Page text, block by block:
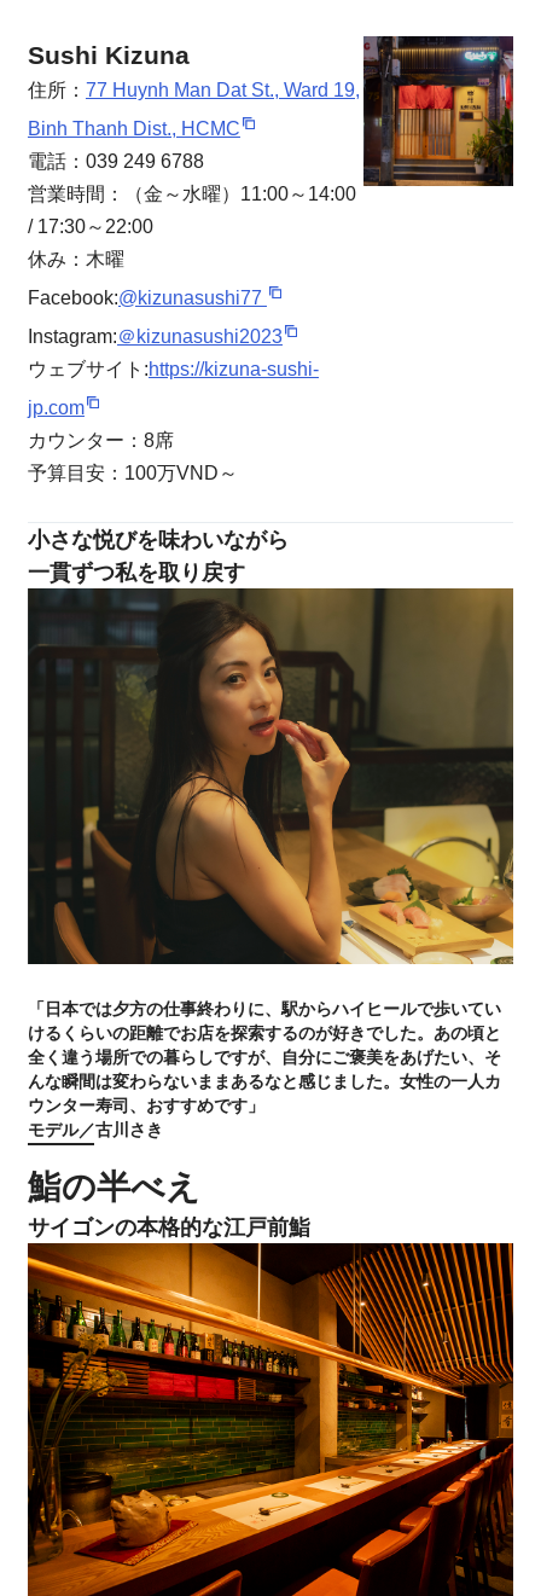
Sushi Kizuna
住所： 77 Huynh Man Dat St., Ward 19,
Binh Thanh Dist., HCMC
電話：039 249 6788
営業時間：（金～水曜）11:00～14:00
/ 17:30～22:00
休み：木曜
Facebook:@kizunasushi77
Instagram:＠kizunasushi2023
ウェブサイト:https://kizuna-sushi-
jp.com
カウンター：8席
予算目安：100万VND～
小さな悦びを味わいながら
一貫ずつ私を取り戻す
「日本では夕方の仕事終わりに、駅からハイヒールで歩いてい
けるくらいの距離でお店を探索するのが好きでした。あの頃と
全く違う場所での暮らしですが、自分にご褒美をあげたい、そ
んな瞬間は変わらないままあるなと感じました。女性の一人カ
ウンター寿司、おすすめです」
モデル／古川さき
鮨の半べえ
サイゴンの本格的な江戸前鮨